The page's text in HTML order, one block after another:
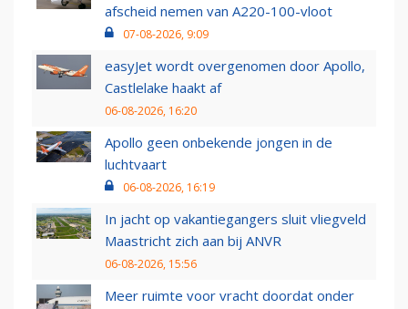
afscheid nemen van A220-100-vloot
07-08-2026, 9:09
easyJet wordt overgenomen door Apollo,
Castlelake haakt af
06-08-2026, 16:20
Apollo geen onbekende jongen in de
luchtvaart
06-08-2026, 16:19
In jacht op vakantiegangers sluit vliegveld
Maastricht zich aan bij ANVR
06-08-2026, 15:56
Meer ruimte voor vracht doordat onder